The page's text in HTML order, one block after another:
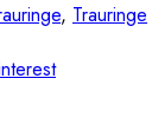
, Trauringe